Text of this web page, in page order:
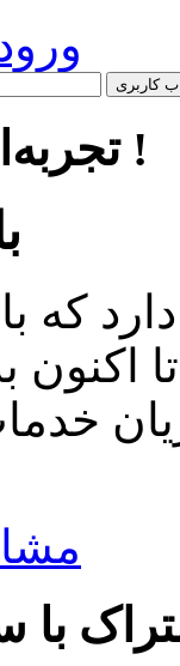
کاربری
تجربه‌ای تکرار نشدنی !
که
با